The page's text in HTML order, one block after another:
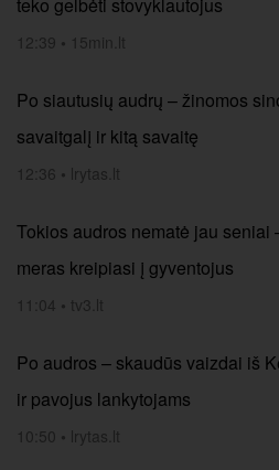
12:39 • 15min.lt
Po siautusių audrų – žinomos
savaitgalį ir kitą savaitę
12:36 • lrytas.lt
Tokios audros nematė jau seniai
meras kreipiasi į gyventojus
11:04 • tv3.lt
Po audros – skaudūs vaizdai iš
ir pavojus lankytojams
10:50 • lrytas.lt